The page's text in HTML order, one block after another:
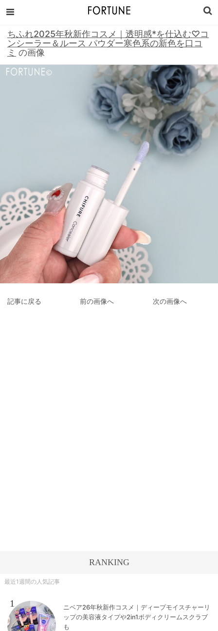
ちふれ2025年秋新作コスメ｜透明感*を仕込む♡コ
ンシーラー＆ルース パウダー寒色系の新色を口コ
ミ の画像
記事に戻る 前の画像へ 次の画像へ
RANKING
最近1週間の人気記事
1
ニベア26年秋新作コスメ｜ディープモイスチャーリ
ップの美容液タイプや2in1ボディクリームスクラブ
も